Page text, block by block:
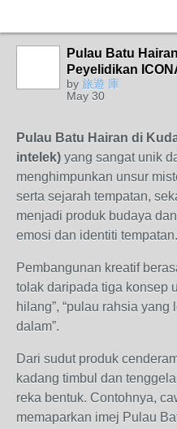
Pulau Batu
Peyelidikan
by 旅遊 庫
May 30
Pulau Batu Hairan di
intelek) yang sangat unik
menghimpunkan unsur
serta sejarah tempatan,
menjadi produk budaya
emosi dan identiti tempatan.
Pembangunan kreatif
tolak daripada tiga konsep
hilang”, “pulau rahsia yang
dalam”.
Dari sudut produk
kadang timbul dan
reka bentuk. Contohnya,
memaparkan imej Pulau